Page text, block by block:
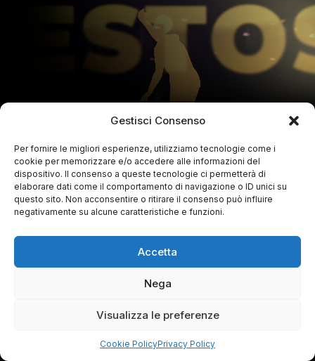
Gestisci Consenso
Per fornire le migliori esperienze, utilizziamo tecnologie come i
cookie per memorizzare e/o accedere alle informazioni del
dispositivo. Il consenso a queste tecnologie ci permetterà di
elaborare dati come il comportamento di navigazione o ID unici su
questo sito. Non acconsentire o ritirare il consenso può influire
negativamente su alcune caratteristiche e funzioni.
Accetta
Nega
Visualizza le preferenze
Cookie PolicyPrivacy Policy